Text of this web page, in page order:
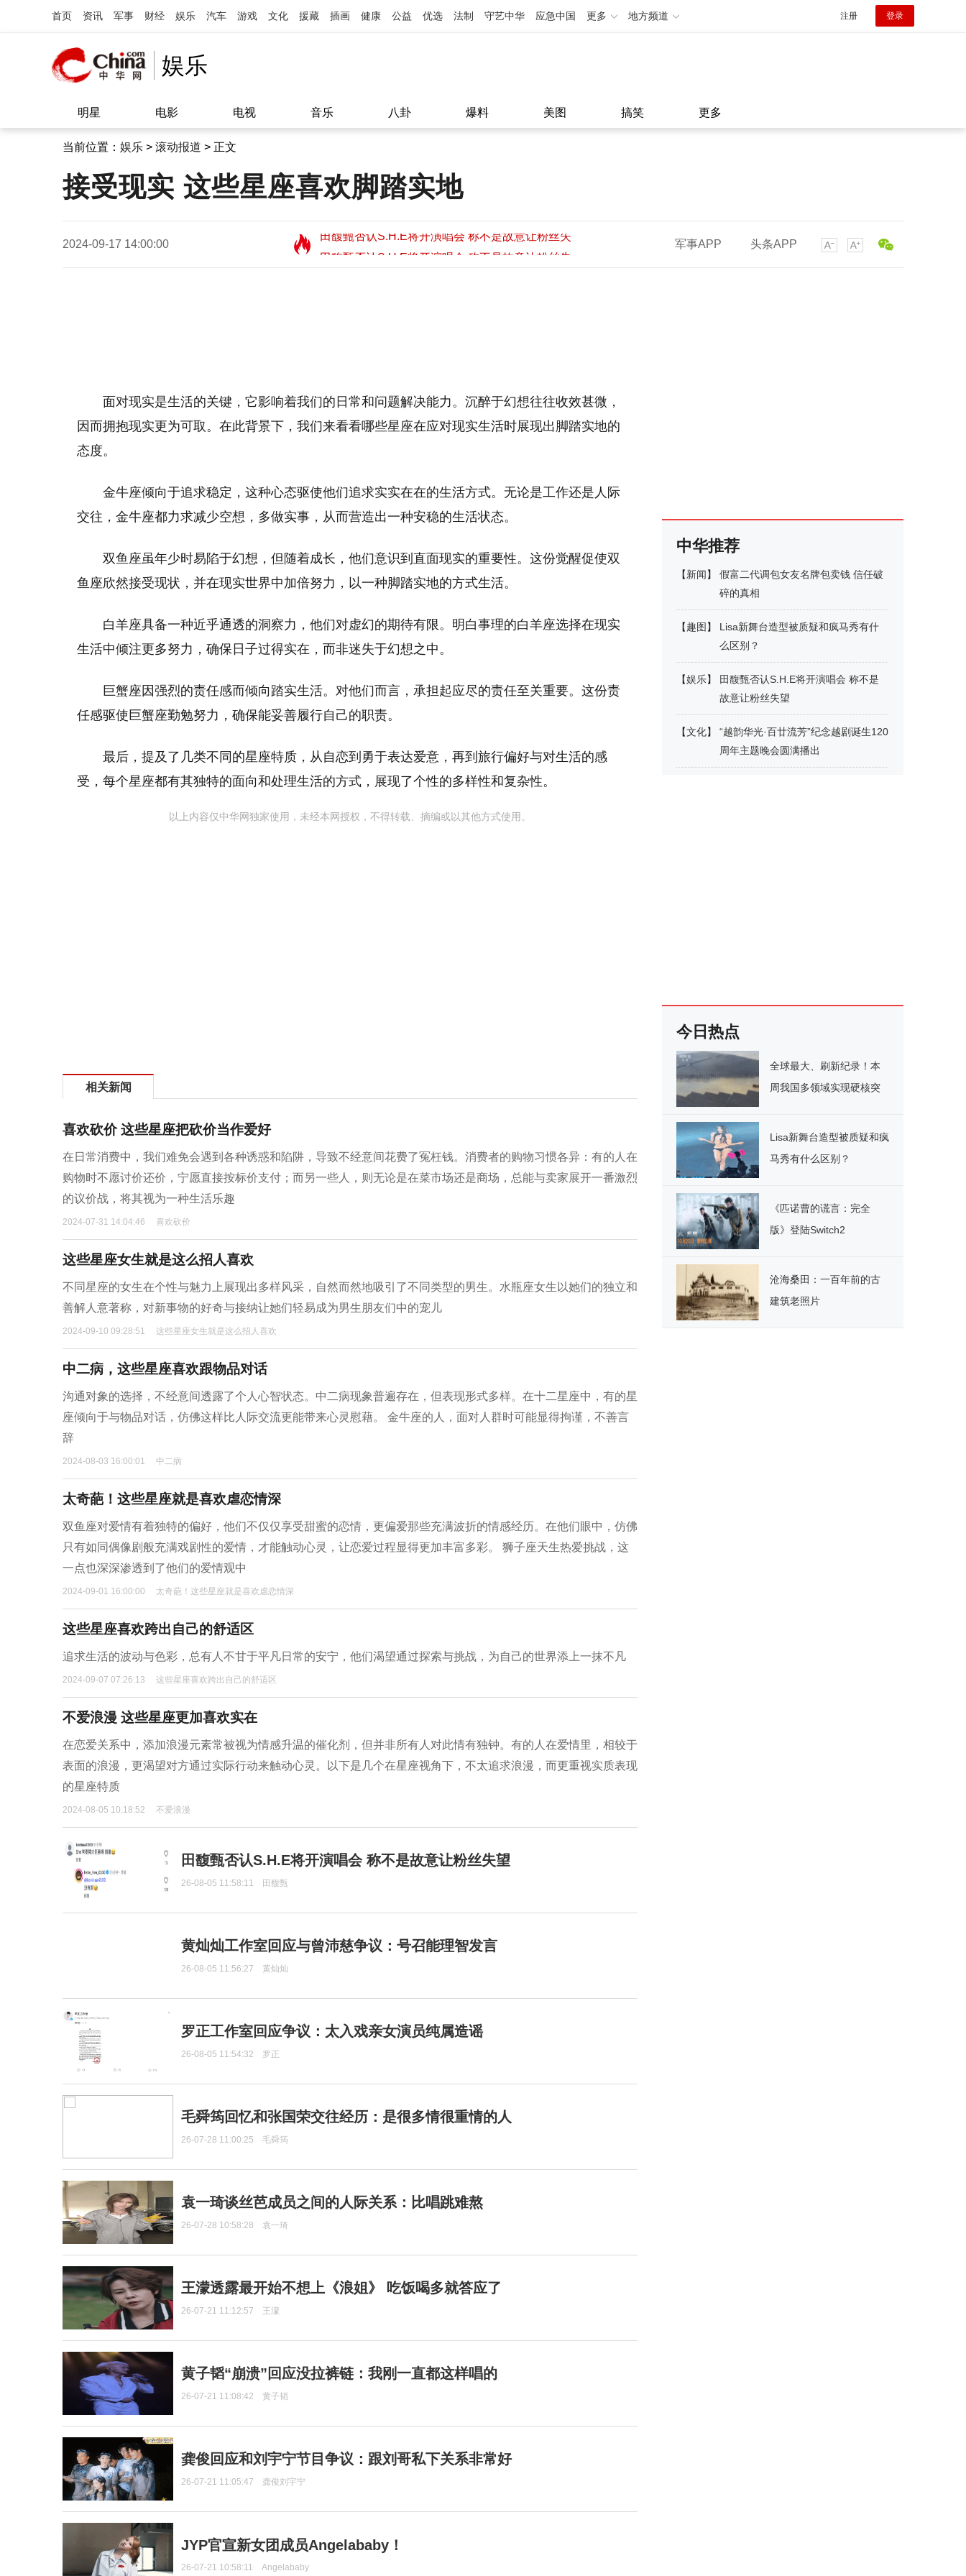
首页 资讯 军事 财经 娱乐 汽车 游戏 文化 援藏 插画 健康 公益 优选 法制 守艺中华 应急中国 更多 地方频道 注册 登录
娱乐
明星 电影 电视 音乐 八卦 爆料 美图 搞笑 更多
当前位置： 娱乐 > 滚动报道 > 正文
接受现实 这些星座喜欢脚踏实地
2024-09-17 14:00:00
田馥甄否认S.H.E将开演唱会 称不是故意让粉丝失
望11:08
田馥甄否认S.H.E将开演唱会 称不是故意让粉丝失
军事APP 头条APP
面对现实是生活的关键，它影响着我们的日常和问题解决能力。沉醉于幻想往往收效甚微，
因而拥抱现实更为可取。在此背景下，我们来看看哪些星座在应对现实生活时展现出脚踏实地的
态度。
金牛座倾向于追求稳定，这种心态驱使他们追求实实在在的生活方式。无论是工作还是人际
交往，金牛座都力求减少空想，多做实事，从而营造出一种安稳的生活状态。
双鱼座虽年少时易陷于幻想，但随着成长，他们意识到直面现实的重要性。这份觉醒促使双
鱼座欣然接受现状，并在现实世界中加倍努力，以一种脚踏实地的方式生活。
白羊座具备一种近乎通透的洞察力，他们对虚幻的期待有限。明白事理的白羊座选择在现实
生活中倾注更多努力，确保日子过得实在，而非迷失于幻想之中。
巨蟹座因强烈的责任感而倾向踏实生活。对他们而言，承担起应尽的责任至关重要。这份责
任感驱使巨蟹座勤勉努力，确保能妥善履行自己的职责。
最后，提及了几类不同的星座特质，从自恋到勇于表达爱意，再到旅行偏好与对生活的感
受，每个星座都有其独特的面向和处理生活的方式，展现了个性的多样性和复杂性。
以上内容仅中华网独家使用，未经本网授权，不得转载、摘编或以其他方式使用。
相关新闻
喜欢砍价 这些星座把砍价当作爱好
在日常消费中，我们难免会遇到各种诱惑和陷阱，导致不经意间花费了冤枉钱。消费者的购物习惯各异：有的人在
购物时不愿讨价还价，宁愿直接按标价支付；而另一些人，则无论是在菜市场还是商场，总能与卖家展开一番激烈
的议价战，将其视为一种生活乐趣
2024-07-31 14:04:46 喜欢砍价
这些星座女生就是这么招人喜欢
不同星座的女生在个性与魅力上展现出多样风采，自然而然地吸引了不同类型的男生。水瓶座女生以她们的独立和
善解人意著称，对新事物的好奇与接纳让她们轻易成为男生朋友们中的宠儿
2024-09-10 09:28:51 这些星座女生就是这么招人喜欢
中二病，这些星座喜欢跟物品对话
沟通对象的选择，不经意间透露了个人心智状态。中二病现象普遍存在，但表现形式多样。在十二星座中，有的星
座倾向于与物品对话，仿佛这样比人际交流更能带来心灵慰藉。 金牛座的人，面对人群时可能显得拘谨，不善言
辞
2024-08-03 16:00:01 中二病
太奇葩！这些星座就是喜欢虐恋情深
双鱼座对爱情有着独特的偏好，他们不仅仅享受甜蜜的恋情，更偏爱那些充满波折的情感经历。在他们眼中，仿佛
只有如同偶像剧般充满戏剧性的爱情，才能触动心灵，让恋爱过程显得更加丰富多彩。 狮子座天生热爱挑战，这
一点也深深渗透到了他们的爱情观中
2024-09-01 16:00:00 太奇葩！这些星座就是喜欢虐恋情深
这些星座喜欢跨出自己的舒适区
追求生活的波动与色彩，总有人不甘于平凡日常的安宁，他们渴望通过探索与挑战，为自己的世界添上一抹不凡
2024-09-07 07:26:13 这些星座喜欢跨出自己的舒适区
不爱浪漫 这些星座更加喜欢实在
在恋爱关系中，添加浪漫元素常被视为情感升温的催化剂，但并非所有人对此情有独钟。有的人在爱情里，相较于
表面的浪漫，更渴望对方通过实际行动来触动心灵。以下是几个在星座视角下，不太追求浪漫，而更重视实质表现
的星座特质
2024-08-05 10:18:52 不爱浪漫
田馥甄否认S.H.E将开演唱会 称不是故意让粉丝失望
26-08-05 11:58:11 田馥甄
黄灿灿工作室回应与曾沛慈争议：号召能理智发言
26-08-05 11:56:27 黄灿灿
罗正工作室回应争议：太入戏亲女演员纯属造谣
26-08-05 11:54:32 罗正
毛舜筠回忆和张国荣交往经历：是很多情很重情的人
26-07-28 11:00:25 毛舜筠
袁一琦谈丝芭成员之间的人际关系：比唱跳难熬
26-07-28 10:58:28 袁一琦
王濛透露最开始不想上《浪姐》 吃饭喝多就答应了
26-07-21 11:12:57 王濛
黄子韬“崩溃”回应没拉裤链：我刚一直都这样唱的
26-07-21 11:08:42 黄子韬
龚俊回应和刘宇宁节目争议：跟刘哥私下关系非常好
26-07-21 11:05:47 龚俊刘宇宁
JYP官宣新女团成员Angelababy！
26-07-21 10:58:11 Angelababy
中华推荐
【新闻】
假富二代调包女友名牌包卖钱 信任破
碎的真相
【趣图 】
Lisa新舞台造型被质疑和疯马秀有什
么区别？
【娱乐】
田馥甄否认S.H.E将开演唱会 称不是
故意让粉丝失望
【文化】
“越韵华光·百廿流芳”纪念越剧诞生120
周年主题晚会圆满播出
今日热点
全球最大、刷新纪录！本
周我国多领域实现硬核突
Lisa新舞台造型被质疑和疯
马秀有什么区别？
《匹诺曹的谎言：完全
版》登陆Switch2
沧海桑田：一百年前的古
建筑老照片